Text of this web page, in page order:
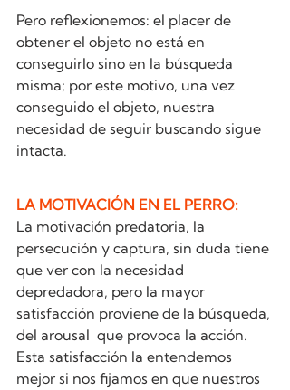
Pero reflexionemos: el placer de
obtener el objeto no está en
conseguirlo sino en la búsqueda
misma; por este motivo, una vez
conseguido el objeto, nuestra
necesidad de seguir buscando sigue
intacta.
LA MOTIVACIÓN EN EL PERRO:
La motivación predatoria, la
persecución y captura, sin duda tiene
que ver con la necesidad
depredadora, pero la mayor
satisfacción proviene de la búsqueda,
del arousal  que provoca la acción.
Esta satisfacción la entendemos
mejor si nos fijamos en que nuestros